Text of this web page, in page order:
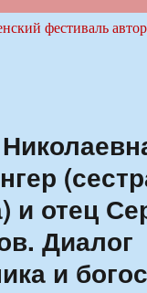
фестиваль
и отец
Диалог
и